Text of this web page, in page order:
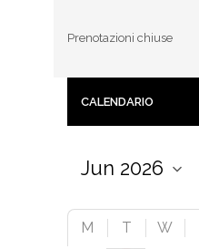
Prenotazioni chiuse
CALENDARIO
M T W